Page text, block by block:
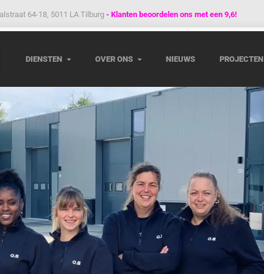
64-18, 5011 LA Tilburg - Klanten beoordelen ons met een 9,6!
DIENSTEN OVER ONS NIEUWS PROJECTEN